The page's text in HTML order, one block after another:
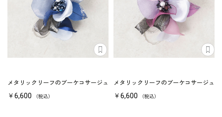
メタリックリーフのブーケコサージュ
￥6,600 （税込）
メタリックリーフのブーケコサージュ
￥6,600 （税込）